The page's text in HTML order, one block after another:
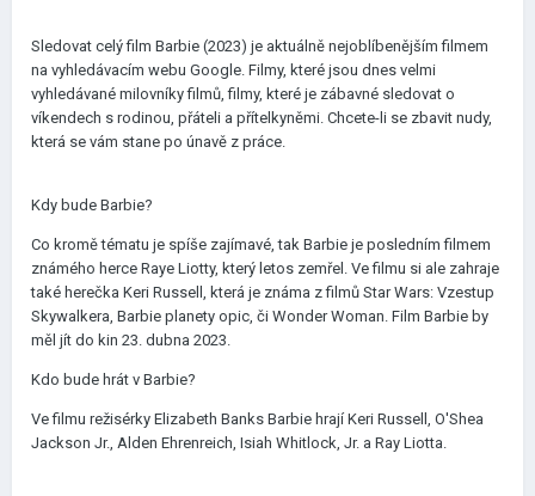
Sledovat celý film Barbie (2023) je aktuálně nejoblíbenějším filmem
na vyhledávacím webu Google. Filmy, které jsou dnes velmi
vyhledávané milovníky filmů, filmy, které je zábavné sledovat o
víkendech s rodinou, přáteli a přítelkyněmi. Chcete-li se zbavit nudy,
která se vám stane po únavě z práce.
Kdy bude Barbie?
Co kromě tématu je spíše zajímavé, tak Barbie je posledním filmem
známého herce Raye Liotty, který letos zemřel. Ve filmu si ale zahraje
také herečka Keri Russell, která je známa z filmů Star Wars: Vzestup
Skywalkera, Barbie planety opic, či Wonder Woman. Film Barbie by
měl jít do kin 23. dubna 2023.
Kdo bude hrát v Barbie?
Ve filmu režisérky Elizabeth Banks Barbie hrají Keri Russell, O'Shea
Jackson Jr., Alden Ehrenreich, Isiah Whitlock, Jr. a Ray Liotta.